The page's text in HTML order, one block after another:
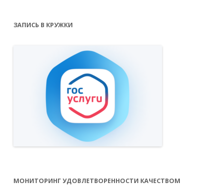
ЗАПИСЬ В КРУЖКИ
МОНИТОРИНГ УДОВЛЕТВОРЕННОСТИ КАЧЕСТВОМ